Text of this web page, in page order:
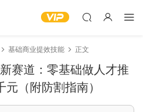
基础商业提效技能 正文
赛道：零基础做人才推
（附防割指南）